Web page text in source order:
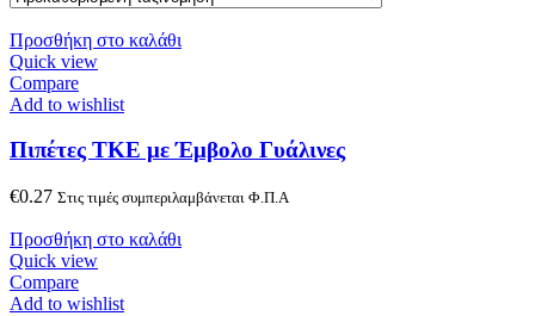
Προσθήκη στο καλάθι
Quick view
Compare
Add to wishlist
Πιπέτες ΤΚΕ με Έμβολο Γυάλινες
€0.27 Στις τιμές συμπεριλαμβάνεται Φ.Π.Α
Προσθήκη στο καλάθι
Quick view
Compare
Add to wishlist